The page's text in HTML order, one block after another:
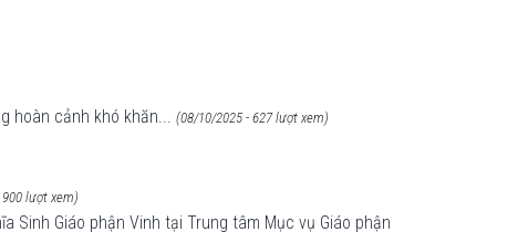
cảnh khó khăn... (08/10/2025 - 627 lượt xem)
lượt xem)
Sinh Giáo phận Vinh tại Trung tâm Mục vụ Giáo phận